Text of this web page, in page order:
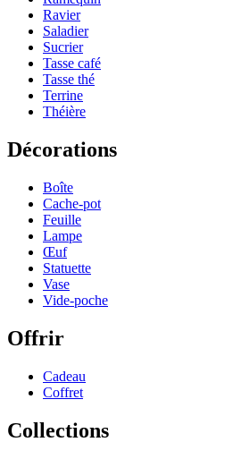
Ravier
Saladier
Sucrier
Tasse café
Tasse thé
Terrine
Théière
Décorations
Boîte
Cache-pot
Feuille
Lampe
Œuf
Statuette
Vase
Vide-poche
Offrir
Cadeau
Coffret
Collections